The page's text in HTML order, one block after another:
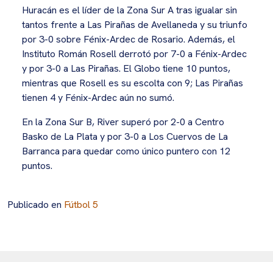
Huracán es el líder de la Zona Sur A tras igualar sin
tantos frente a Las Pirañas de Avellaneda y su triunfo
por 3-0 sobre Fénix-Ardec de Rosario. Además, el
Instituto Román Rosell derrotó por 7-0 a Fénix-Ardec
y por 3-0 a Las Pirañas. El Globo tiene 10 puntos,
mientras que Rosell es su escolta con 9; Las Pirañas
tienen 4 y Fénix-Ardec aún no sumó.
En la Zona Sur B, River superó por 2-0 a Centro
Basko de La Plata y por 3-0 a Los Cuervos de La
Barranca para quedar como único puntero con 12
puntos.
Publicado en Fútbol 5